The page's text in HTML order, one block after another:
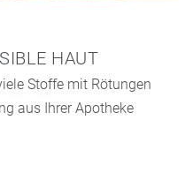
HAUT
Stoffe mit Rötungen
aus Ihrer Apotheke